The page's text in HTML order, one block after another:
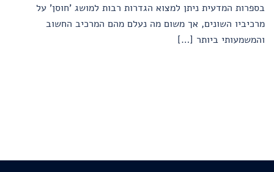
בספרות המדעית ניתן למצוא הגדרות רבות למושג 'חוסן' על
מרכיביו השונים, אך משום מה נעלם מהם המרכיב החשוב
והמשמעותי ביותר […]